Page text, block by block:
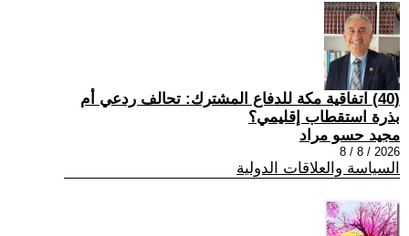
(40) اتفاقية مكة للدفاع المشترك: تحالف ردعي أم
بذرة استقطاب إقليمي؟
مجيد حسو مراد
2026 / 8 / 8
السياسة والعلاقات الدولية